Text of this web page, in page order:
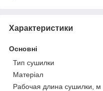
Характеристики
Основні
Тип сушилки
Матеріал
Рабочая длина сушилки, м